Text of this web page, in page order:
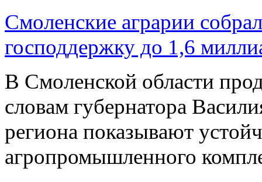
Смоленские аграрии
господдержку до 1,6
В Смоленской области
словам губернатора
региона показывают
агропромышленного